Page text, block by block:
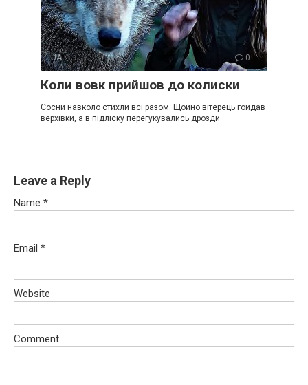
UA 0
Коли вовк прийшов до колиски
Сосни навколо стихли всі разом. Щойно вітерець гойдав
верхівки, а в підліску перегукувались дрозди
Leave a Reply
Name *
Email *
Website
Comment